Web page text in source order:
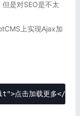
是对SEO是不太
上实现Ajax加
点击加载更多</